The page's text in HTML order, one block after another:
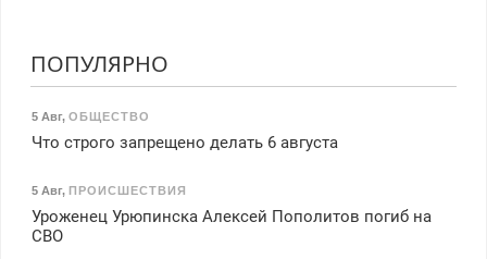
ПОПУЛЯРНО
5 Авг, ОБЩЕСТВО
Что строго запрещено делать 6 августа
5 Авг, ПРОИСШЕСТВИЯ
Уроженец Урюпинска Алексей Пополитов погиб на
СВО